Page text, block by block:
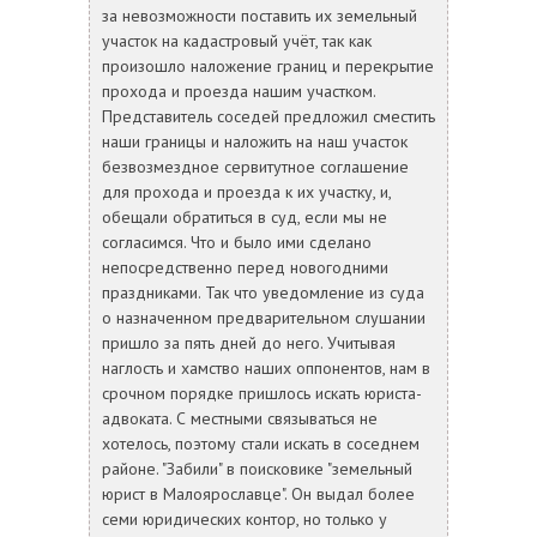
за невозможности поставить их земельный
участок на кадастровый учёт, так как
произошло наложение границ и перекрытие
прохода и проезда нашим участком.
Представитель соседей предложил сместить
наши границы и наложить на наш участок
безвозмездное сервитутное соглашение
для прохода и проезда к их участку, и,
обещали обратиться в суд, если мы не
согласимся. Что и было ими сделано
непосредственно перед новогодними
праздниками. Так что уведомление из суда
о назначенном предварительном слушании
пришло за пять дней до него. Учитывая
наглость и хамство наших оппонентов, нам в
срочном порядке пришлось искать юриста-
адвоката. С местными связываться не
хотелось, поэтому стали искать в соседнем
районе. "Забили" в поисковике "земельный
юрист в Малоярославце". Он выдал более
семи юридических контор, но только у